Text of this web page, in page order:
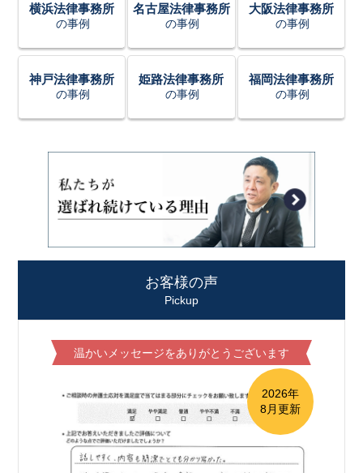
横浜法律事務所
の事例
名古屋法律事務所
の事例
大阪法律事務所
の事例
神戸法律事務所
の事例
姫路法律事務所
の事例
福岡法律事務所
の事例
お客様の声
Pickup
温かいメッセージをありがとうございます
2026年
8月更新